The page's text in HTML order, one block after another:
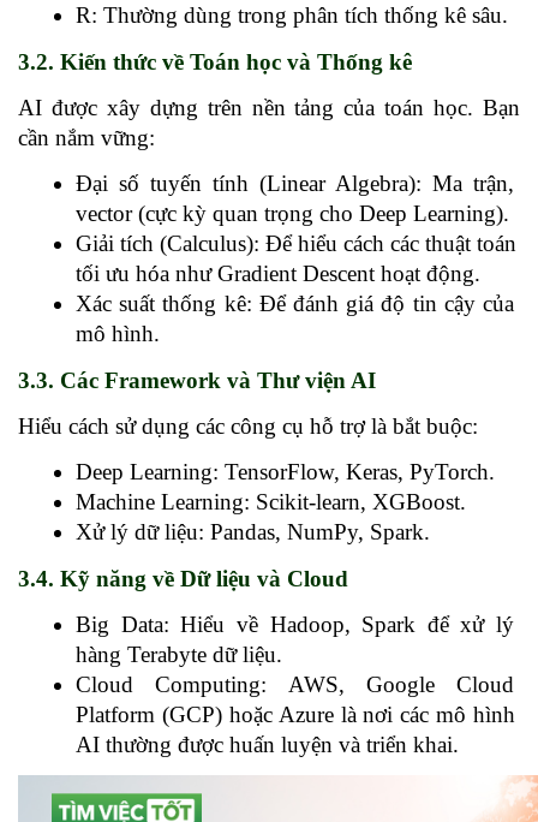
R: Thường dùng trong phân tích thống kê sâu.
3.2. Kiến thức về Toán học và Thống kê
AI được xây dựng trên nền tảng của toán học. Bạn
cần nắm vững:
Đại số tuyến tính (Linear Algebra): Ma trận,
vector (cực kỳ quan trọng cho Deep Learning).
Giải tích (Calculus): Để hiểu cách các thuật toán
tối ưu hóa như Gradient Descent hoạt động.
Xác suất thống kê: Để đánh giá độ tin cậy của
mô hình.
3.3. Các Framework và Thư viện AI
Hiểu cách sử dụng các công cụ hỗ trợ là bắt buộc:
Deep Learning: TensorFlow, Keras, PyTorch.
Machine Learning: Scikit-learn, XGBoost.
Xử lý dữ liệu: Pandas, NumPy, Spark.
3.4. Kỹ năng về Dữ liệu và Cloud
Big Data: Hiểu về Hadoop, Spark để xử lý
hàng Terabyte dữ liệu.
Cloud Computing: AWS, Google Cloud
Platform (GCP) hoặc Azure là nơi các mô hình
AI thường được huấn luyện và triển khai.